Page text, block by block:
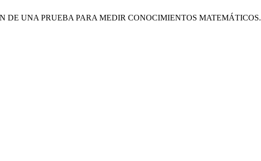
DE UNA PRUEBA PARA MEDIR CONOCIMIENTOS MATEMÁTICOS.